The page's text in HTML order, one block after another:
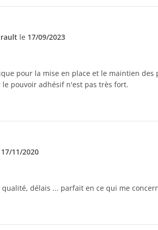
le 17/09/2023
pour la mise en place et le maintien
pouvoir adhésif n'est pas très fort.
17/11/2020
délais ... parfait en ce qui me